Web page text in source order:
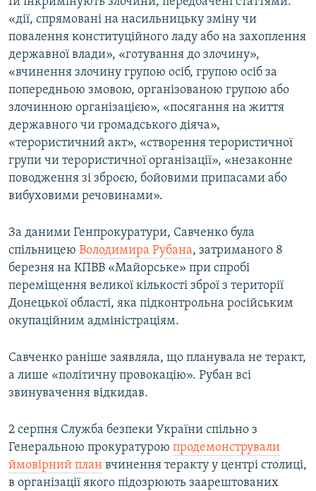
«дії, спрямовані на насильницьку зміну чи
повалення конституційного ладу або на захоплення
державної влади», «готування до злочину»,
«вчинення злочину групою осіб, групою осіб за
попередньою змовою, організованою групою або
злочинною організацією», «посягання на життя
державного чи громадського діяча»,
«терористичний акт», «створення терористичної
групи чи терористичної організації», «незаконне
поводження зі зброєю, бойовими припасами або
вибуховими речовинами».
За даними Генпрокуратури, Савченко була
спільницею Володимира Рубана, затриманого 8
березня на КПВВ «Майорське» при спробі
переміщення великої кількості зброї з території
Донецької області, яка підконтрольна російським
окупаційним адміністраціям.
Савченко раніше заявляла, що планувала не теракт,
а лише «політичну провокацію». Рубан всі
звинувачення відкидав.
2 серпня Служба безпеки України спільно з
Генеральною прокуратурою продемонстрували
ймовірний план вчинення теракту у центрі столиці,
в організації якого підозрюють заарештованих